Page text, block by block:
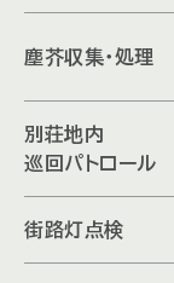
塵芥収集・処理
別荘地内
巡回パトロール
街路灯点検